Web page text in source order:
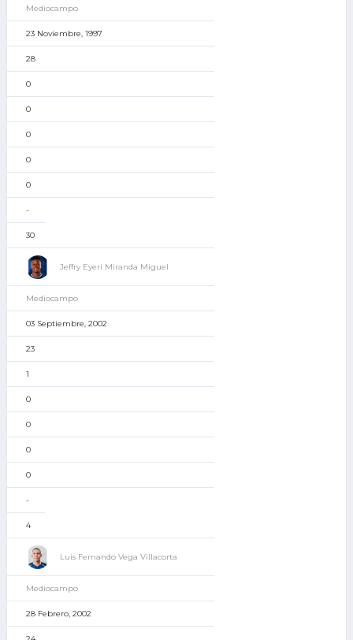
Mediocampo
23 Noviembre, 1997
28
0
0
0
0
0
-
30
Jeffry Eyeri Miranda Miguel
Mediocampo
03 Septiembre, 2002
23
1
0
0
0
0
-
4
Luis Fernando Vega Villacorta
Mediocampo
28 Febrero, 2002